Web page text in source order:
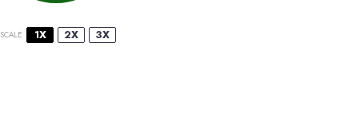
SCALE 1X 2X 3X